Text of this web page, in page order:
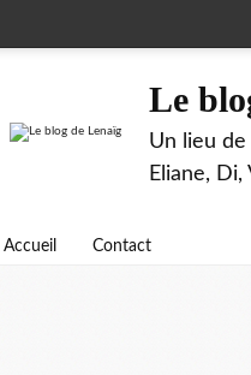
Le
Un lieu
Eliane,
Accueil Contact